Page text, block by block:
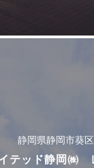
静岡県静岡市葵区
テッド静岡㈱